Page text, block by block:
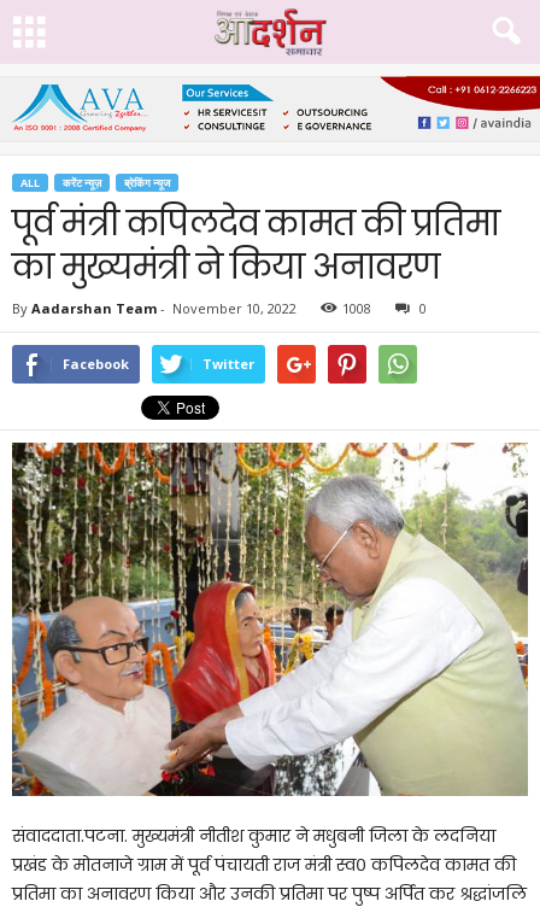
ALL करेंट न्यूज़ ब्रेकिंग न्यूज
पूर्व मंत्री कपिलदेव कामत की प्रतिमा
का मुख्यमंत्री ने किया अनावरण
By Aadarshan Team - November 10, 2022 1008 0
Facebook Twitter
संवाददाता.पटना. मुख्यमंत्री नीतीश कुमार ने मधुबनी जिला के लदनिया
प्रखंड के मोतनाजे ग्राम में पूर्व पंचायती राज मंत्री स्व० कपिलदेव कामत की
प्रतिमा का अनावरण किया और उनकी प्रतिमा पर पुष्प अर्पित कर श्रद्धांजलि